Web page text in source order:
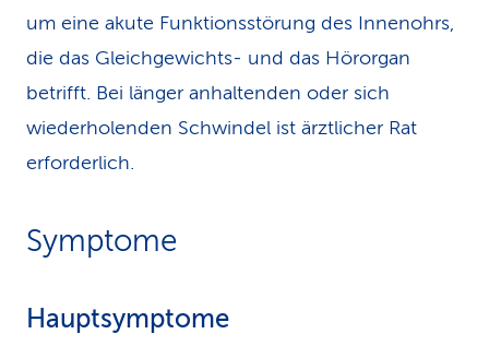
um eine akute Funktionsstörung des Innenohrs,
die das Gleichgewichts- und das Hörorgan
betrifft. Bei länger anhaltenden oder sich
wiederholenden Schwindel ist ärztlicher Rat
erforderlich.
Symptome
Hauptsymptome